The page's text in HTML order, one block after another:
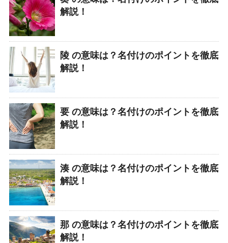
解説！
陵 の意味は？名付けのポイントを徹底
解説！
要 の意味は？名付けのポイントを徹底
解説！
湊 の意味は？名付けのポイントを徹底
解説！
那 の意味は？名付けのポイントを徹底
解説！